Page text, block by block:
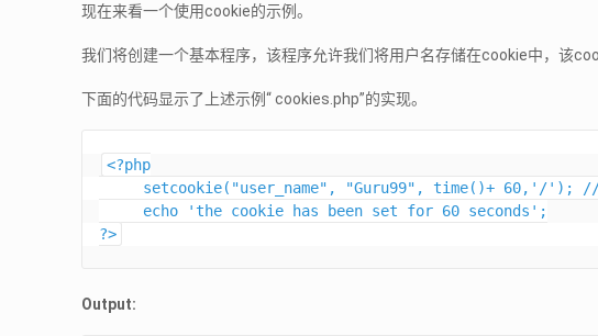
现在来看一个使用cookie的示例。
我们将创建一个基本程序，该程序允许我们将用户名存储在cookie中，该
下面的代码显示了上述示例“ cookies.php”的实现。
<?php
?>
Output: